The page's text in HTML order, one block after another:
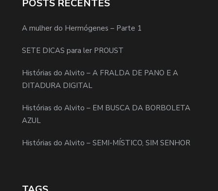
POSTS RECENTES
A mulher do Hermógenes – Parte 1
SETE DICAS para ler PROUST
Histórias do Alvito – A FRALDA DE PANO E A
DITADURA DIGITAL
Histórias do Alvito – EM BUSCA DA BORBOLETA
AZUL
Histórias do Alvito – SEMI-MÍSTICO, SIM SENHOR